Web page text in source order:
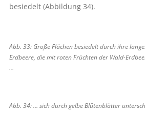
besiedelt (Abbildung 34).
Abb. 33: Große Flächen besiedelt durch ihre
Erdbeere, die mit roten Früchten der Wald-
...
Abb. 34: … sich durch gelbe Blütenblätter